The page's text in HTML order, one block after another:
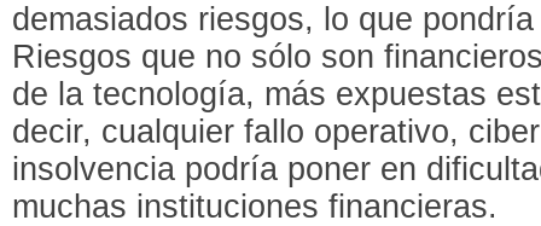
demasiados riesgos, lo que
Riesgos que no sólo son
de la tecnología, más expuestas
decir, cualquier fallo operativo,
insolvencia podría poner en
muchas instituciones financieras.